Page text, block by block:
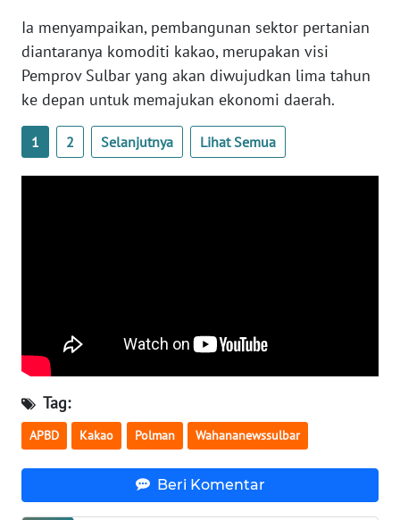
Ia menyampaikan, pembangunan sektor pertanian
diantaranya komoditi kakao, merupakan visi
Pemprov Sulbar yang akan diwujudkan lima tahun
ke depan untuk memajukan ekonomi daerah.
1 2 Selanjutnya Lihat Semua
Tag:
APBD Kakao Polman Wahananewssulbar
Beri Komentar
WN
SULTENG
WN
WN
LAMPUNG
JATENG